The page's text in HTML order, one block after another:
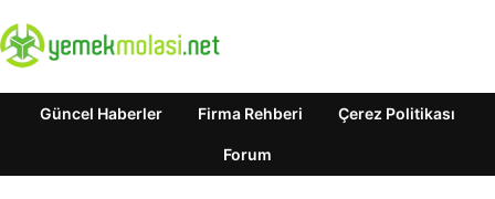
Güncel Haberler Firma Rehberi Çerez Politikası
Forum